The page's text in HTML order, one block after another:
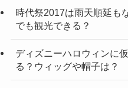
時代祭2017は雨天順延も
でも観光できる？
ディズニーハロウィンに
る？ウィッグや帽子は？